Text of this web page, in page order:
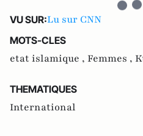
VU SUR:Lu sur CNN
MOTS-CLES
etat islamique , Femmes ,
THEMATIQUES
International